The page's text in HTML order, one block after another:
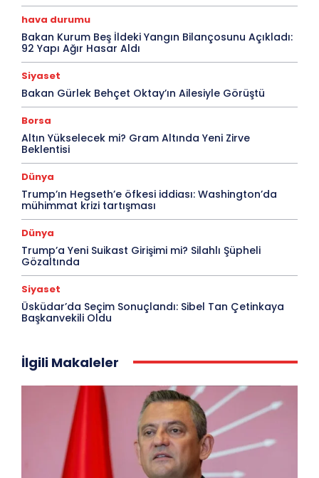
hava durumu
Bakan Kurum Beş İldeki Yangın Bilançosunu Açıkladı:
92 Yapı Ağır Hasar Aldı
Siyaset
Bakan Gürlek Behçet Oktay’ın Ailesiyle Görüştü
Borsa
Altın Yükselecek mi? Gram Altında Yeni Zirve
Beklentisi
Dünya
Trump’ın Hegseth’e öfkesi iddiası: Washington’da
mühimmat krizi tartışması
Dünya
Trump’a Yeni Suikast Girişimi mi? Silahlı Şüpheli
Gözaltında
Siyaset
Üsküdar’da Seçim Sonuçlandı: Sibel Tan Çetinkaya
Başkanvekili Oldu
İlgili Makaleler